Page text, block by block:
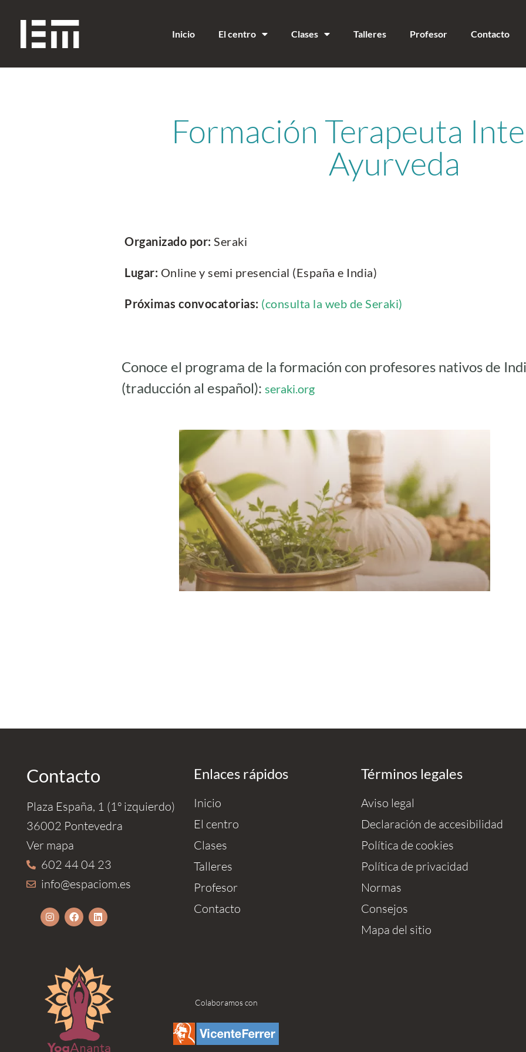
Inicio El centro Clases Talleres Profesor Contacto
Formación Terapeuta
Ayurveda
Organizado por: Seraki
Lugar: Online y semi presencial (España e India)
Próximas convocatorias: (consulta la web de Seraki)
Conoce el programa de la formación con profesores nativos de
(traducción al español):seraki.org
Contacto
Plaza España, 1 (1º izquierdo)
36002 Pontevedra
Ver mapa
602 44 04 23
info@espaciom.es
Enlaces rápidos
Inicio
El centro
Clases
Talleres
Profesor
Contacto
Términos legales
Aviso legal
Declaración de accesibilidad
Política de cookies
Política de privacidad
Normas
Consejos
Mapa del sitio
Colaboramos con